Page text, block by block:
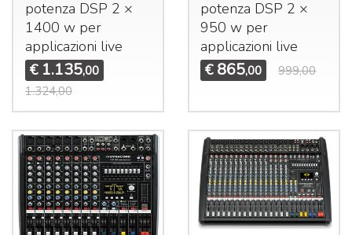
potenza DSP 2 ×
1400 w per
applicazioni live
€ 1.135,00
1.324,00
potenza DSP 2 ×
950 w per
applicazioni live
€ 865,00 999,00